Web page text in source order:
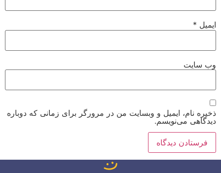
ایمیل *
وب‌ سایت
ذخیره نام، ایمیل و وبسایت من در مرورگر برای زمانی که دوباره
دیدگاهی می‌نویسم.